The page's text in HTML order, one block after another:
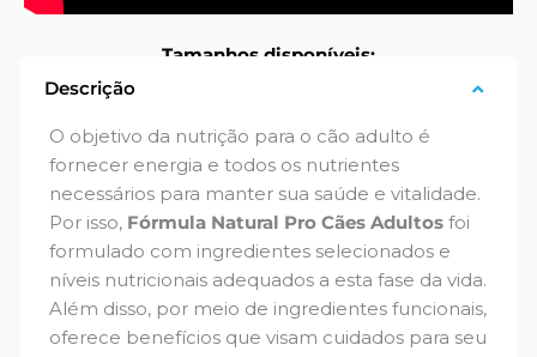
Tamanhos disponíveis:
Descrição
O objetivo da nutrição para o cão adulto é
fornecer energia e todos os nutrientes
necessários para manter sua saúde e vitalidade.
Por isso, Fórmula Natural Pro Cães Adultos foi
formulado com ingredientes selecionados e
níveis nutricionais adequados a esta fase da vida.
Além disso, por meio de ingredientes funcionais,
oferece benefícios que visam cuidados para seu